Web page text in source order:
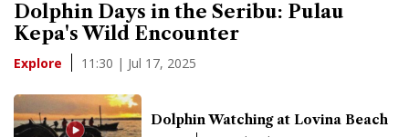
Dolphin Days in the Seribu: Pulau
Kepa's Wild Encounter
Explore 11:30 | Jul 17, 2025
Dolphin Watching at Lovina Beach